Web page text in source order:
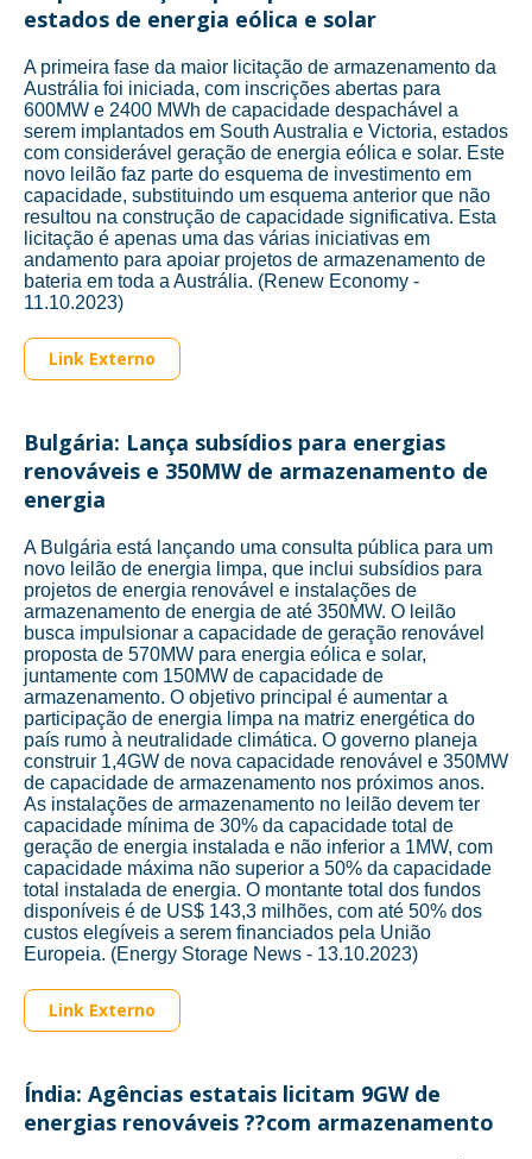
estados de energia eólica e solar
A primeira fase da maior licitação de armazenamento da
Austrália foi iniciada, com inscrições abertas para
600MW e 2400 MWh de capacidade despachável a
serem implantados em South Australia e Victoria, estados
com considerável geração de energia eólica e solar. Este
novo leilão faz parte do esquema de investimento em
capacidade, substituindo um esquema anterior que não
resultou na construção de capacidade significativa. Esta
licitação é apenas uma das várias iniciativas em
andamento para apoiar projetos de armazenamento de
bateria em toda a Austrália. (Renew Economy -
11.10.2023)
Link Externo
Bulgária: Lança subsídios para energias
renováveis e 350MW de armazenamento de
energia
A Bulgária está lançando uma consulta pública para um
novo leilão de energia limpa, que inclui subsídios para
projetos de energia renovável e instalações de
armazenamento de energia de até 350MW. O leilão
busca impulsionar a capacidade de geração renovável
proposta de 570MW para energia eólica e solar,
juntamente com 150MW de capacidade de
armazenamento. O objetivo principal é aumentar a
participação de energia limpa na matriz energética do
país rumo à neutralidade climática. O governo planeja
construir 1,4GW de nova capacidade renovável e 350MW
de capacidade de armazenamento nos próximos anos.
As instalações de armazenamento no leilão devem ter
capacidade mínima de 30% da capacidade total de
geração de energia instalada e não inferior a 1MW, com
capacidade máxima não superior a 50% da capacidade
total instalada de energia. O montante total dos fundos
disponíveis é de US$ 143,3 milhões, com até 50% dos
custos elegíveis a serem financiados pela União
Europeia. (Energy Storage News - 13.10.2023)
Link Externo
Índia: Agências estatais licitam 9GW de
energias renováveis ??com armazenamento